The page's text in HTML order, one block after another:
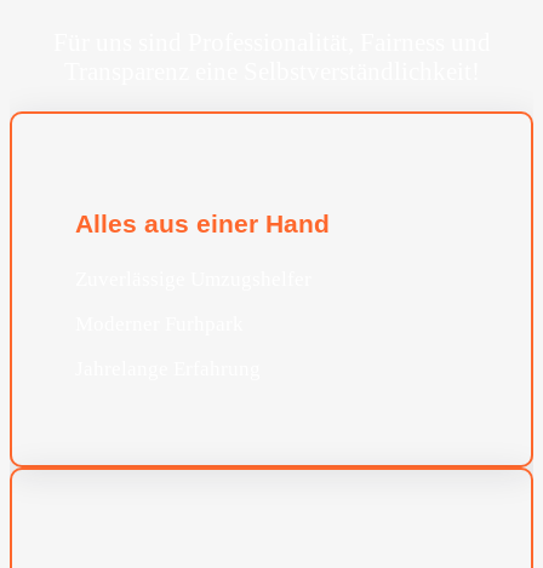
Alles aus einer Hand